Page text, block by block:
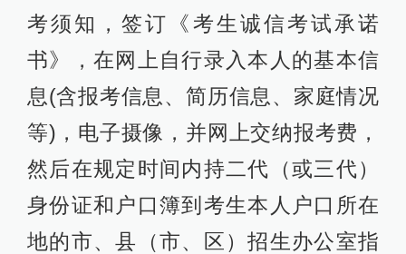
考须知，签订《考生诚信考试承诺
书》，在网上自行录入本人的基本信
息(含报考信息、简历信息、家庭情况
等)，电子摄像，并网上交纳报考费，
然后在规定时间内持二代（或三代）
身份证和户口簿到考生本人户口所在
地的市、县（市、区）招生办公室指